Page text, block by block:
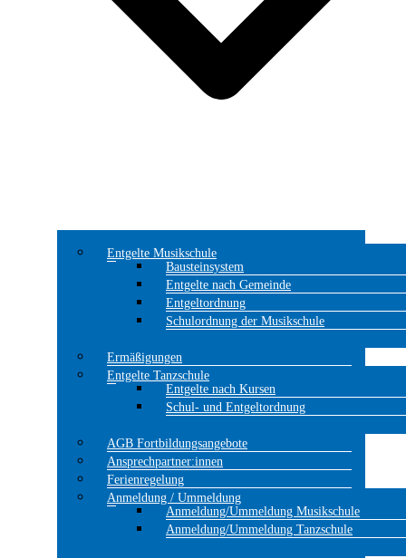
Entgelte Musikschule
Bausteinsystem
Entgelte nach Gemeinde
Entgeltordnung
Schulordnung der Musikschule
Ermäßigungen
Entgelte Tanzschule
Entgelte nach Kursen
Schul- und Entgeltordnung
AGB Fortbildungsangebote
Ansprechpartner:innen
Ferienregelung
Anmeldung / Ummeldung
Anmeldung/Ummeldung Musikschule
Anmeldung/Ummeldung Tanzschule